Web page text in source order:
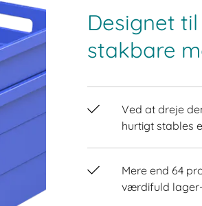
Designet
stakbare
Ved at dreje
hurtigt stables
Mere end 64
værdifuld